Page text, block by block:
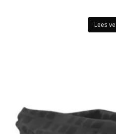
Lees